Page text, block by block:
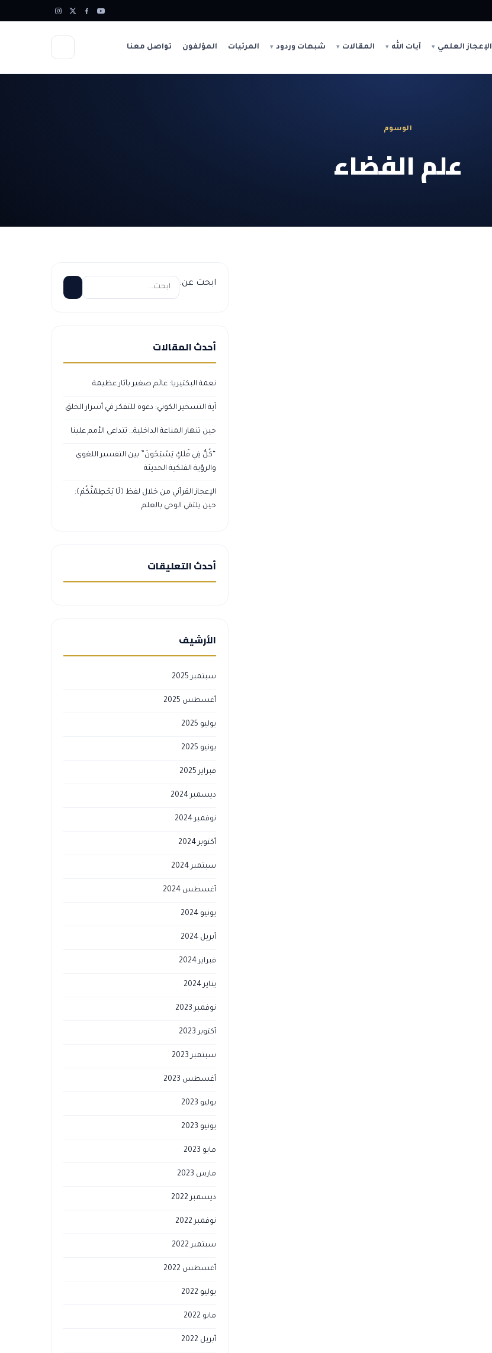
الإعجاز العلمي آيات الله المقالات شبهات وردود المرئيات المؤلفون تواصل معنا
الوسوم
علم الفضاء
ابحث عن:
أحدث المقالات
نعمة البكتيريا: عالَم صغير بآثار عظيمة
آية التسخير الكوني: دعوة للتفكر في أسرار الخلق
حين تنهار المناعة الداخلية… تتداعى الأمم علينا
“كُلٌّ فِي فَلَكٍ يَسْبَحُونَ” بين التفسير اللغوي
والرؤية الفلكية الحديثة
الإعجاز القرآني من خلال لفظ ﴿لَا يَحْطِمَنَّكُمْ﴾:
حين يلتقي الوحي بالعلم
أحدث التعليقات
الأرشيف
سبتمبر 2025
أغسطس 2025
يوليو 2025
يونيو 2025
فبراير 2025
ديسمبر 2024
نوفمبر 2024
أكتوبر 2024
سبتمبر 2024
أغسطس 2024
يونيو 2024
أبريل 2024
فبراير 2024
يناير 2024
نوفمبر 2023
أكتوبر 2023
سبتمبر 2023
أغسطس 2023
يوليو 2023
يونيو 2023
مايو 2023
مارس 2023
ديسمبر 2022
نوفمبر 2022
سبتمبر 2022
أغسطس 2022
يوليو 2022
مايو 2022
أبريل 2022